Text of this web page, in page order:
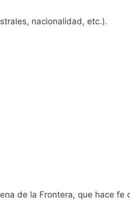
nacionalidad, etc.).
de la Frontera, que hace fe